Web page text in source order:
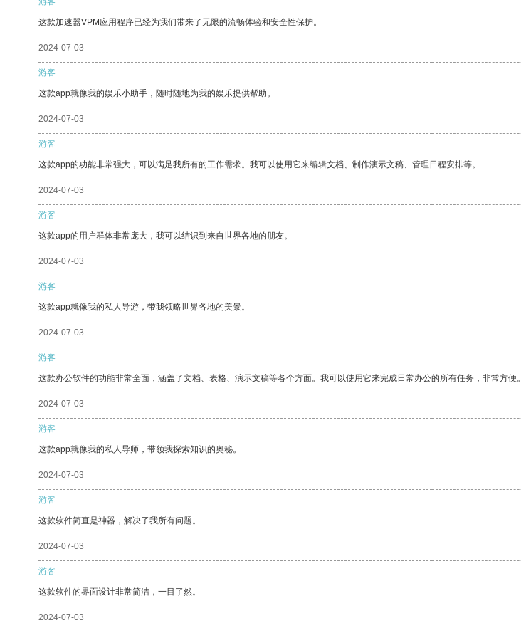
这款加速器VPM应用程序已经为我们带来了无限的流畅体验和安全性保护。
2024-07-03
游客
这款app就像我的娱乐小助手，随时随地为我的娱乐提供帮助。
2024-07-03
游客
这款app的功能非常强大，可以满足我所有的工作需求。我可以使用它来编辑文档、制作演示文稿、管理日程安排等。
2024-07-03
游客
这款app的用户群体非常庞大，我可以结识到来自世界各地的朋友。
2024-07-03
游客
这款app就像我的私人导游，带我领略世界各地的美景。
2024-07-03
游客
这款办公软件的功能非常全面，涵盖了文档、表格、演示文稿等各个方面。我可以使用它来完成日常办公的所有任务，非常方便。
2024-07-03
游客
这款app就像我的私人导师，带领我探索知识的奥秘。
2024-07-03
游客
这款软件简直是神器，解决了我所有问题。
2024-07-03
游客
这款软件的界面设计非常简洁，一目了然。
2024-07-03